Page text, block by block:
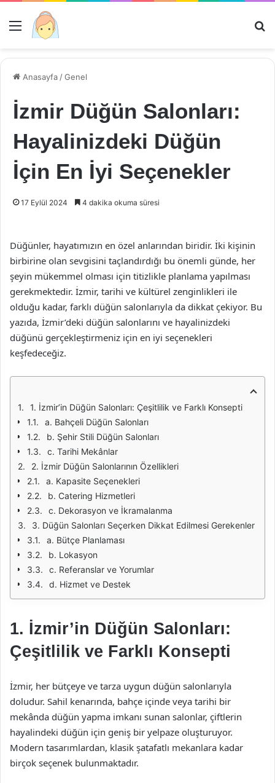
Menü
Anasayfa /Genel
İzmir Düğün Salonları:
Hayalinizdeki Düğün
İçin En İyi Seçenekler
17 Eylül 2024 4 dakika okuma süresi
Düğünler, hayatımızın en özel anlarından biridir. İki kişinin
birbirine olan sevgisini taçlandırdığı bu önemli günde, her
şeyin mükemmel olması için titizlikle planlama yapılması
gerekmektedir. İzmir, tarihi ve kültürel zenginlikleri ile
olduğu kadar, farklı düğün salonlarıyla da dikkat çekiyor. Bu
yazıda, İzmir’deki düğün salonlarını ve hayalinizdeki
düğünü gerçekleştirmeniz için en iyi seçenekleri
keşfedeceğiz.
1. İzmir’in Düğün Salonları: Çeşitlilik ve Farklı Konsepti
a. Bahçeli Düğün Salonları
b. Şehir Stili Düğün Salonları
c. Tarihi Mekânlar
2. İzmir Düğün Salonlarının Özellikleri
a. Kapasite Seçenekleri
b. Catering Hizmetleri
c. Dekorasyon ve İkramalanma
3. Düğün Salonları Seçerken Dikkat Edilmesi Gerekenler
a. Bütçe Planlaması
b. Lokasyon
c. Referanslar ve Yorumlar
d. Hizmet ve Destek
1. İzmir’in Düğün Salonları:
Çeşitlilik ve Farklı Konsepti
İzmir, her bütçeye ve tarza uygun düğün salonlarıyla
doludur. Sahil kenarında, bahçe içinde veya tarihi bir
mekânda düğün yapma imkanı sunan salonlar, çiftlerin
hayalindeki düğün için geniş bir yelpaze oluşturuyor.
Modern tasarımlardan, klasik şatafatlı mekanlara kadar
birçok seçenek bulunmaktadır.